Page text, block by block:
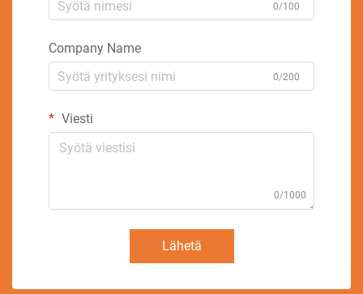
0/100
Company Name
0/200
Viesti
0/1000
Lähetä